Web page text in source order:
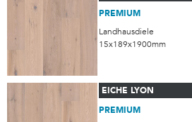
PREMIUM
Landhausdiele
15x189x1900mm
EICHE LYON
PREMIUM